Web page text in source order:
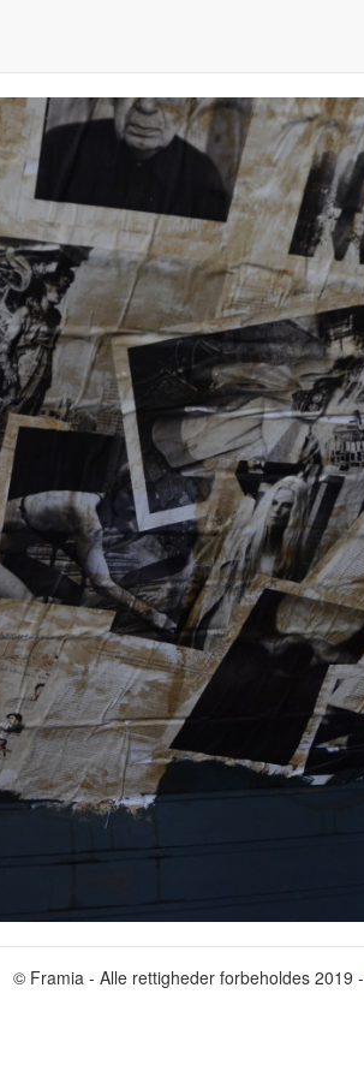
© Framia - Alle rettigheder forbeholdes 2019 -